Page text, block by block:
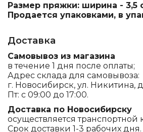
Размер пряжки: ширина - 3,5
Продается упаковками, в
Доставка
Самовывоз из магазина
в течение 1 дня после оплаты;
Адрес склада для самовывоза:
г. Новосибирск, ул. Никитина,
Пт: с 09:00 до 17:00.
Доставка по Новосибирску
осуществляется
Срок доставки 1-3 рабочих дня.